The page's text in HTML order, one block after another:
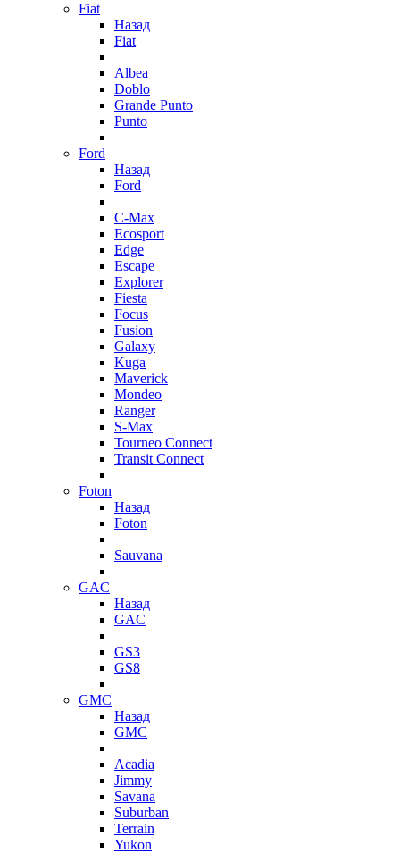
Fiat
Назад
Fiat
Albea
Doblo
Grande Punto
Punto
Ford
Назад
Ford
C-Max
Ecosport
Edge
Escape
Explorer
Fiesta
Focus
Fusion
Galaxy
Kuga
Maverick
Mondeo
Ranger
S-Max
Tourneo Connect
Transit Connect
Foton
Назад
Foton
Sauvana
GAC
Назад
GAC
GS3
GS8
GMC
Назад
GMC
Acadia
Jimmy
Savana
Suburban
Terrain
Yukon